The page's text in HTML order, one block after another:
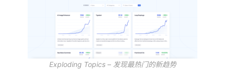
Exploding Topics – 发现最热门的新趋势